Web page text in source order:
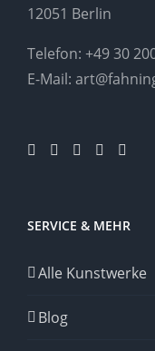
12051 Berlin
Telefon: +49 30
E-Mail:
SERVICE & MEHR
Alle Kunstwerke
Blog